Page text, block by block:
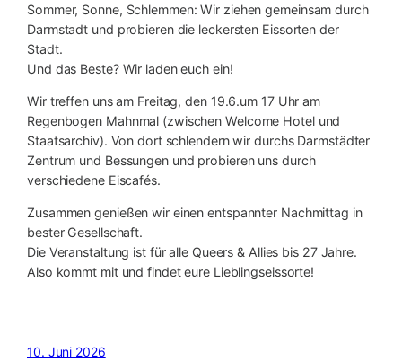
Sommer, Sonne, Schlemmen: Wir ziehen gemeinsam durch
Darmstadt und probieren die leckersten Eissorten der
Stadt.
Und das Beste? Wir laden euch ein!
Wir treffen uns am Freitag, den 19.6.um 17 Uhr am
Regenbogen Mahnmal (zwischen Welcome Hotel und
Staatsarchiv). Von dort schlendern wir durchs Darmstädter
Zentrum und Bessungen und probieren uns durch
verschiedene Eiscafés.
Zusammen genießen wir einen entspannter Nachmittag in
bester Gesellschaft.
Die Veranstaltung ist für alle Queers & Allies bis 27 Jahre.
Also kommt mit und findet eure Lieblingseissorte!
10. Juni 2026